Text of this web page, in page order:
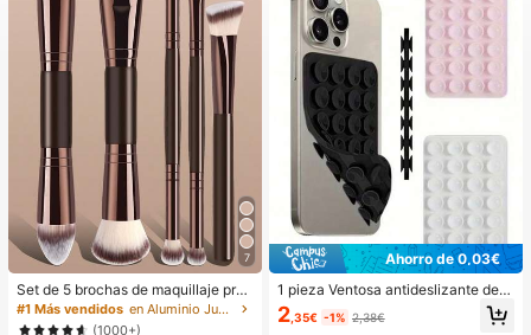
7
Set de 5 brochas de maquillaje prof
esional, brochas de maquillaje port
átiles para viaje, kit de herramienta
#1 Más vendidos
en Aluminio Juegos De Pinceles
(1000+)
Ahorro de 0,03€
1 pieza Ventosa antideslizante de si
licona para teléfono, 28 piezas Vent
osas de silicona (almohadillas auto
2 ,35€ -1% 2,38€